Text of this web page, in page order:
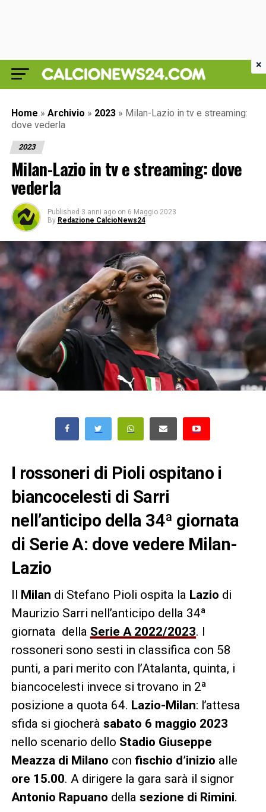
Home » Archivio » 2023 » Milan-Lazio in tv e streaming:
dove vederla
2023
Milan-Lazio in tv e streaming: dove
vederla
Published 3 anni ago on 6 Maggio 2023
By Redazione CalcioNews24
I rossoneri di Pioli ospitano i
biancocelesti di Sarri
nell’anticipo della 34ª giornata
di Serie A: dove vedere Milan-
Lazio
Il Milan di Stefano Pioli ospita la Lazio di
Maurizio Sarri nell’anticipo della 34ª
giornata della Serie A 2022/2023. I
rossoneri sono sesti in classifica con 58
punti, a pari merito con l’Atalanta, quinta, i
biancocelesti invece si trovano in 2ª
posizione a quota 64. Lazio-Milan: l’attesa
sfida si giocherà sabato 6 maggio 2023
nello scenario dello Stadio Giuseppe
Meazza di Milano con fischio d’inizio alle
ore 15.00. A dirigere la gara sarà il signor
Antonio Rapuano della sezione di Rimini.
×